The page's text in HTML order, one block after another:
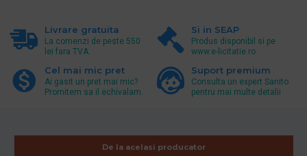
Livrare gratuita
La comenzi de peste 550
lei fara TVA.
Si in SEAP
Produs disponibil si pe
www.e-licitatie.ro
Cel mai mic pret
Ai gasit un pret mai mic?
Promitem sa il echivalam.
Suport premium
Consulta un expert Sanito
pentru mai multe detalii
De la acelasi producator